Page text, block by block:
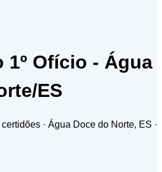
1º Ofício - Água
ES
· Água Doce do Norte, ES ·